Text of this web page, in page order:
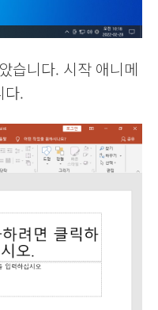
습니다. 시작 애니메
다.